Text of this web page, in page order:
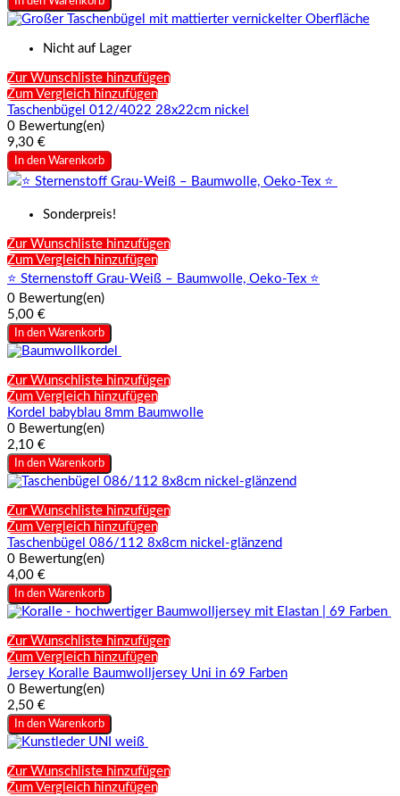
Nicht auf Lager
Zur Wunschliste hinzufügen
Zum Vergleich hinzufügen
Taschenbügel 012/4022 28x22cm nickel
0 Bewertung(en)
9,30 €
In den Warenkorb
Sonderpreis!
Zur Wunschliste hinzufügen
Zum Vergleich hinzufügen
⭐ Sternenstoff Grau-Weiß – Baumwolle, Oeko-Tex ⭐
0 Bewertung(en)
5,00 €
In den Warenkorb
Zur Wunschliste hinzufügen
Zum Vergleich hinzufügen
Kordel babyblau 8mm Baumwolle
0 Bewertung(en)
2,10 €
In den Warenkorb
Zur Wunschliste hinzufügen
Zum Vergleich hinzufügen
Taschenbügel 086/112 8x8cm nickel-glänzend
0 Bewertung(en)
4,00 €
In den Warenkorb
Zur Wunschliste hinzufügen
Zum Vergleich hinzufügen
Jersey Koralle Baumwolljersey Uni in 69 Farben
0 Bewertung(en)
2,50 €
In den Warenkorb
Zur Wunschliste hinzufügen
Zum Vergleich hinzufügen